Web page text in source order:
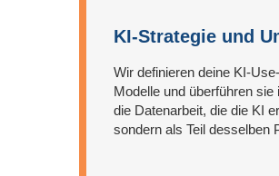
KI-Strategie und
Wir definieren deine KI-
Modelle und überführen
die Datenarbeit, die die KI
sondern als Teil desselben